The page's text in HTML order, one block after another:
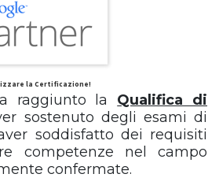
la Certificazione!
raggiunto la Qualifica di
sostenuto degli esami di
soddisfatto dei requisiti
competenze nel campo
confermate.